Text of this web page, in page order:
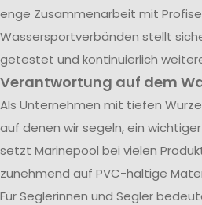
enge Zusammenarbeit mit
Wassersportverbänden stellt
getestet und kontinuierlich
Verantwortung auf dem
Als Unternehmen mit tiefen
auf denen wir segeln, ein
setzt Marinepool bei vielen
zunehmend auf PVC-haltige
Für Seglerinnen und Segler